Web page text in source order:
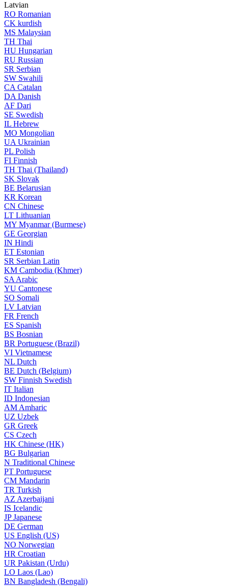
Latvian
RO Romanian
CK kurdish
MS Malaysian
TH Thai
HU Hungarian
RU Russian
SR Serbian
SW Swahili
CA Catalan
DA Danish
AF Dari
SE Swedish
IL Hebrew
MO Mongolian
UA Ukrainian
PL Polish
FI Finnish
TH Thai (Thailand)
SK Slovak
BE Belarusian
KR Korean
CN Chinese
LT Lithuanian
MY Myanmar (Burmese)
GE Georgian
IN Hindi
ET Estonian
SR Serbian Latin
KM Cambodia (Khmer)
SA Arabic
YU Cantonese
SO Somali
LV Latvian
FR French
ES Spanish
BS Bosnian
BR Portuguese (Brazil)
VI Vietnamese
NL Dutch
BE Dutch (Belgium)
SW Finnish Swedish
IT Italian
ID Indonesian
AM Amharic
UZ Uzbek
GR Greek
CS Czech
HK Chinese (HK)
BG Bulgarian
N Traditional Chinese
PT Portuguese
CM Mandarin
TR Turkish
AZ Azerbaijani
IS Icelandic
JPJapanese
DE German
US English (US)
NO Norwegian
HR Croatian
UR Pakistan (Urdu)
LO Laos (Lao)
BN Bangladesh (Bengali)